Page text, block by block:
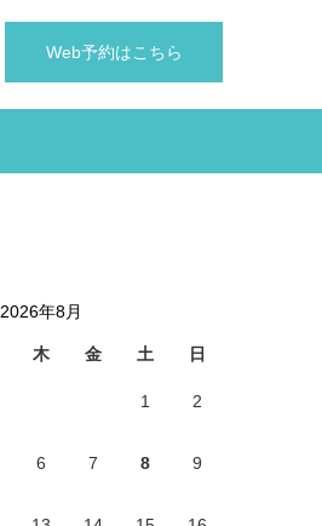
Web予約はこちら
2026年8月
木 金 土 日
1 2
6 7 8 9